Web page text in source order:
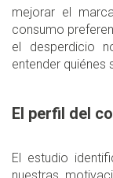
mejorar el
consumo
el desperdicio
entender
El perfil del
El estudio